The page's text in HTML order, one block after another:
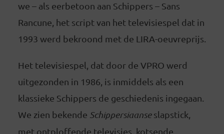
we – als eerbetoon aan Schippers – Sans
Rancune, het script van het televisiespel dat in
1993 werd bekroond met de LIRA-oeuvreprijs.
Het televisiespel, dat door de VPRO werd
uitgezonden in 1986, is inmiddels als een
klassieke Schippers de geschiedenis ingegaan.
We zien bekende Schippersiaanseslapstick,
met ontploffende televisies, kotsende